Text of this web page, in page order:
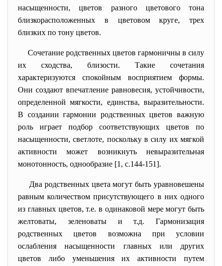
насыщенности, цветов разного цветового тона
близкорасположенных в цветовом круге, трех
близких по тону цветов.
Сочетание родственных цветов гармоничны в силу
их сходства, близости. Такие сочетания
характеризуются спокойным восприятием формы.
Они создают впечатление равновесия, устойчивости,
определенной мягкости, единства, выразительности.
В создании гармонии родственных цветов важную
роль играет подбор соответствующих цветов по
насыщенности, светлоте, поскольку в силу их мягкой
активности может возникнуть невыразительная
монотонность, однообразие [1, с.144-151].
Два родственных цвета могут быть уравновешены
равным количеством присутствующего в них одного
из главных цветов, т.е. в одинаковой мере могут быть
желтоваты, зеленоваты и т.д. Гармонизация
родственных цветов возможна при условии
ослабления насыщенности главных или других
цветов либо уменьшения их активности путем